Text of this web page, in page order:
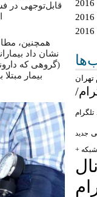
تهران
تلگرام
جدید
شبکه +
بیمار